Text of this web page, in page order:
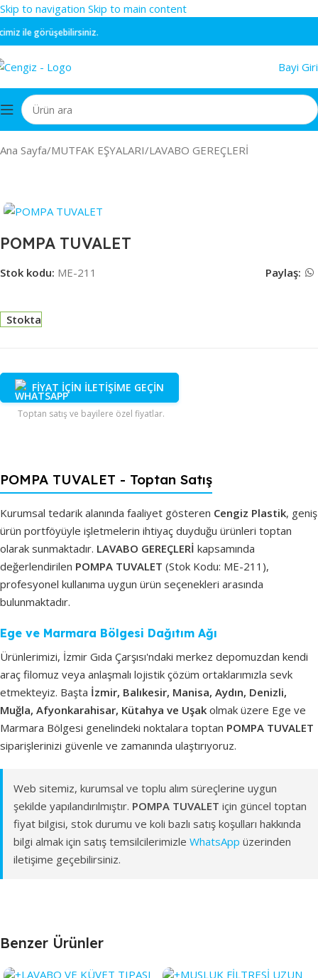
Skip to navigation Skip to main content
ile görüşebilirsiniz.
Bayi
Ana Sayfa/MUTFAK EŞYALARI/LAVABO GEREÇLERİ
POMPA TUVALET
Stok kodu: ME-211 Paylaş:
Stokta
FİYAT İÇİN İLETİŞİME GEÇİN
Toptan satış ve bayilere özel fiyatlar.
POMPA TUVALET - Toptan Satış
Kurumsal tedarik alanında faaliyet gösteren Cengiz Plastik, geniş
ürün portföyüyle işletmelerin ihtiyaç duyduğu ürünleri toptan
olarak sunmaktadır. LAVABO GEREÇLERİ kapsamında
değerlendirilen POMPA TUVALET (Stok Kodu: ME-211),
profesyonel kullanıma uygun ürün seçenekleri arasında
bulunmaktadır.
Ege ve Marmara Bölgesi Dağıtım Ağı
Ürünlerimizi, İzmir Gıda Çarşısı'ndaki merkez depomuzdan kendi
araç filomuz veya anlaşmalı lojistik çözüm ortaklarımızla sevk
etmekteyiz. Başta İzmir, Balıkesir, Manisa, Aydın, Denizli,
Muğla, Afyonkarahisar, Kütahya ve Uşak olmak üzere Ege ve
Marmara Bölgesi genelindeki noktalara toptan POMPA TUVALET
siparişlerinizi güvenle ve zamanında ulaştırıyoruz.
Web sitemiz, kurumsal ve toplu alım süreçlerine uygun
şekilde yapılandırılmıştır. POMPA TUVALET için güncel toptan
fiyat bilgisi, stok durumu ve koli bazlı satış koşulları hakkında
bilgi almak için satış temsilcilerimizle WhatsApp üzerinden
iletişime geçebilirsiniz.
Benzer Ürünler